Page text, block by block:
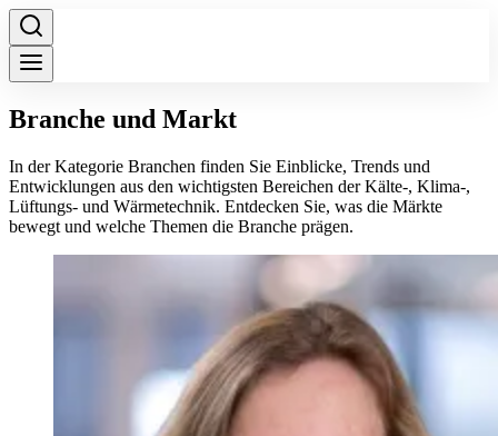
Branche und Markt
In der Kategorie Branchen finden Sie Einblicke, Trends und
Entwicklungen aus den wichtigsten Bereichen der Kälte-, Klima-,
Lüftungs- und Wärmetechnik. Entdecken Sie, was die Märkte
bewegt und welche Themen die Branche prägen.